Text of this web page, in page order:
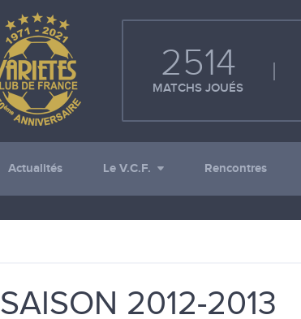
2514
MATCHS JOUÉS
Actualités Le V.C.F. Rencontres
SAISON 2012-2013